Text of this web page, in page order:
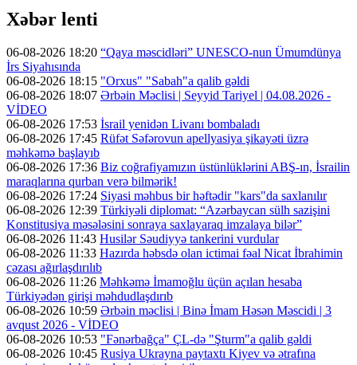
Xəbər lenti
06-08-2026 18:20 “Qaya məscidləri” UNESCO-nun Ümumdünya
İrs Siyahısında
06-08-2026 18:15 "Orxus" "Sabah"a qalib gəldi
06-08-2026 18:07 Ərbəin Məclisi | Seyyid Tariyel | 04.08.2026 -
VİDEO
06-08-2026 17:53 İsrail yenidən Livanı bombaladı
06-08-2026 17:45 Rüfət Səfərovun apellyasiya şikayəti üzrə
məhkəmə başlayıb
06-08-2026 17:36 Biz coğrafiyamızın üstünlüklərini ABŞ-ın, İsrailin
maraqlarına qurban verə bilmərik!
06-08-2026 17:24 Siyasi məhbus bir həftədir "kars"da saxlanılır
06-08-2026 12:39 Türkiyəli diplomat: “Azərbaycan sülh sazişini
Konstitusiya məsələsini sonraya saxlayaraq imzalaya bilər”
06-08-2026 11:43 Husilər Səudiyyə tankerini vurdular
06-08-2026 11:33 Hazırda həbsdə olan ictimai fəal Nicat İbrahimin
cəzası ağırlaşdırılıb
06-08-2026 11:26 Məhkəmə İmamoğlu üçün açılan hesaba
Türkiyədən girişi məhdudlaşdırıb
06-08-2026 10:59 Ərbəin məclisi | Binə İmam Həsən Məscidi | 3
avqust 2026 - VİDEO
06-08-2026 10:53 "Fənərbağça" ÇL-də "Şturm"a qalib gəldi
06-08-2026 10:45 Rusiya Ukrayna paytaxtı Kiyev və ətrafına